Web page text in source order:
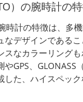
）の腕時計の
時計の特徴は、多
デザインであるこ
なカラーリングも
GPS、GLONASS
した、ハイスペッ